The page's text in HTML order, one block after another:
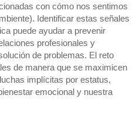
con cómo nos sentimos
Identificar estas señales
puede ayudar a prevenir
profesionales y
de problemas. El reto
de manera que se maximicen
implícitas por estatus,
emocional y nuestra